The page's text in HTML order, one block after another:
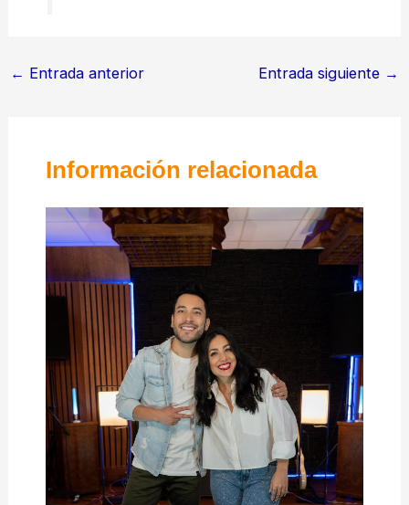
← Entrada anterior Entrada siguiente →
Información relacionada